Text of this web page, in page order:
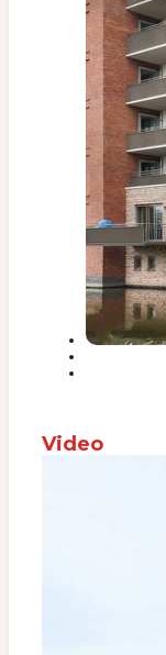
Video